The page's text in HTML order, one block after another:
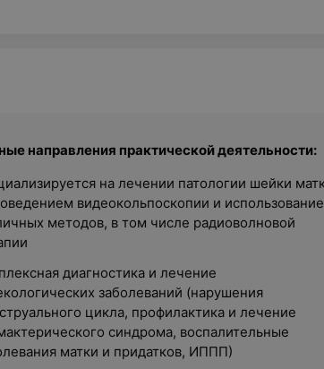
направления практической деятельности:
на лечении патологии шейки
видеокольпоскопии и
методов, в том числе радиоволновой
диагностика и лечение
заболеваний (нарушения
цикла, профилактика и лечение
синдрома, воспалительные
матки и придатков, ИППП)